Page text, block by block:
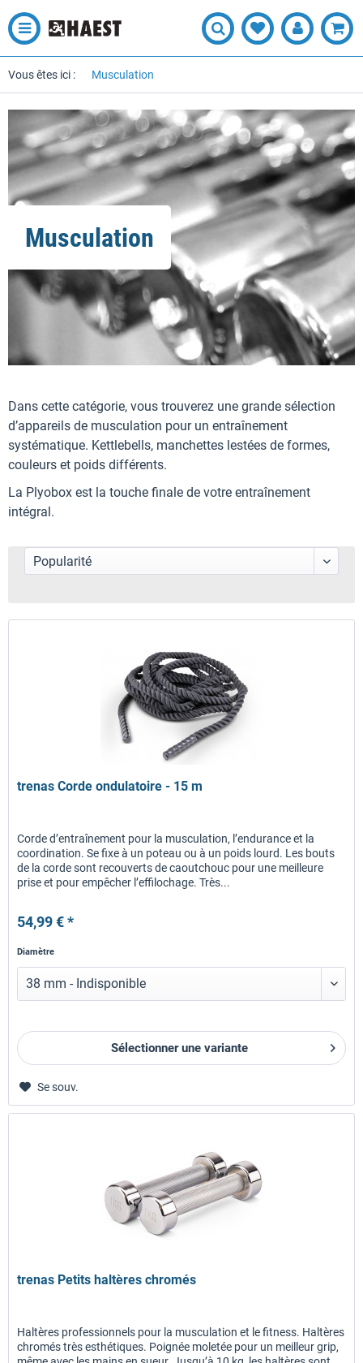
Vous êtes ici : Musculation
Musculation
Dans cette catégorie, vous trouverez une grande sélection
d’appareils de musculation pour un entraînement
systématique. Kettlebells, manchettes lestées de formes,
couleurs et poids différents.
La Plyobox est la touche finale de votre entraînement
intégral.
trenas Corde ondulatoire - 15 m
Corde d’entraînement pour la musculation, l’endurance et la
coordination. Se fixe à un poteau ou à un poids lourd. Les bouts
de la corde sont recouverts de caoutchouc pour une meilleure
prise et pour empêcher l’effilochage. Très...
54,99 € *
Diamètre
Sélectionner une variante
Se souv.
trenas Petits haltères chromés
Haltères professionnels pour la musculation et le fitness. Haltères
chromés très esthétiques. Poignée moletée pour un meilleur grip,